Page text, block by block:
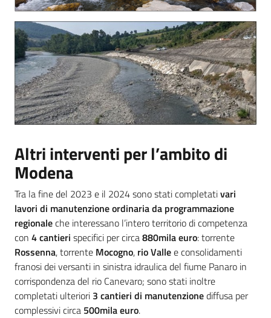
Altri interventi per l’ambito di
Modena
Tra la fine del 2023 e il 2024 sono stati completativari
lavori di manutenzione ordinaria da programmazione
regionaleche interessano l’intero territorio di competenza
con 4 cantieri specifici per circa880mila euro: torrente
Rossenna, torrente Mocogno, rio Vallee consolidamenti
franosi dei versanti in sinistra idraulica del fiume Panaro in
corrispondenza del rio Canevaro; sono stati inoltre
completati ulteriori 3 cantieri di manutenzionediffusa per
complessivi circa 500mila euro.